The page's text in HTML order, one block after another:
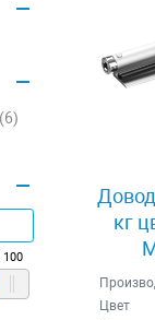
6)
100
кг
Цвет